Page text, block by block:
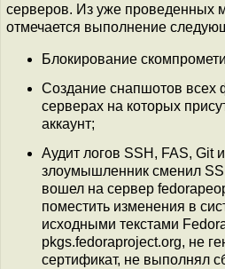
серверов. Из уже проведенных
отмечается выполнение
Блокирование
Создание снапшотов всех
серверах на которых
аккаунт;
Аудит логов SSH, FAS, Git
злоумышленник сменил
вошел на сервер
поместить изменения в
исходными текстами
pkgs.fedoraproject.org, не
сертификат, не выполнял